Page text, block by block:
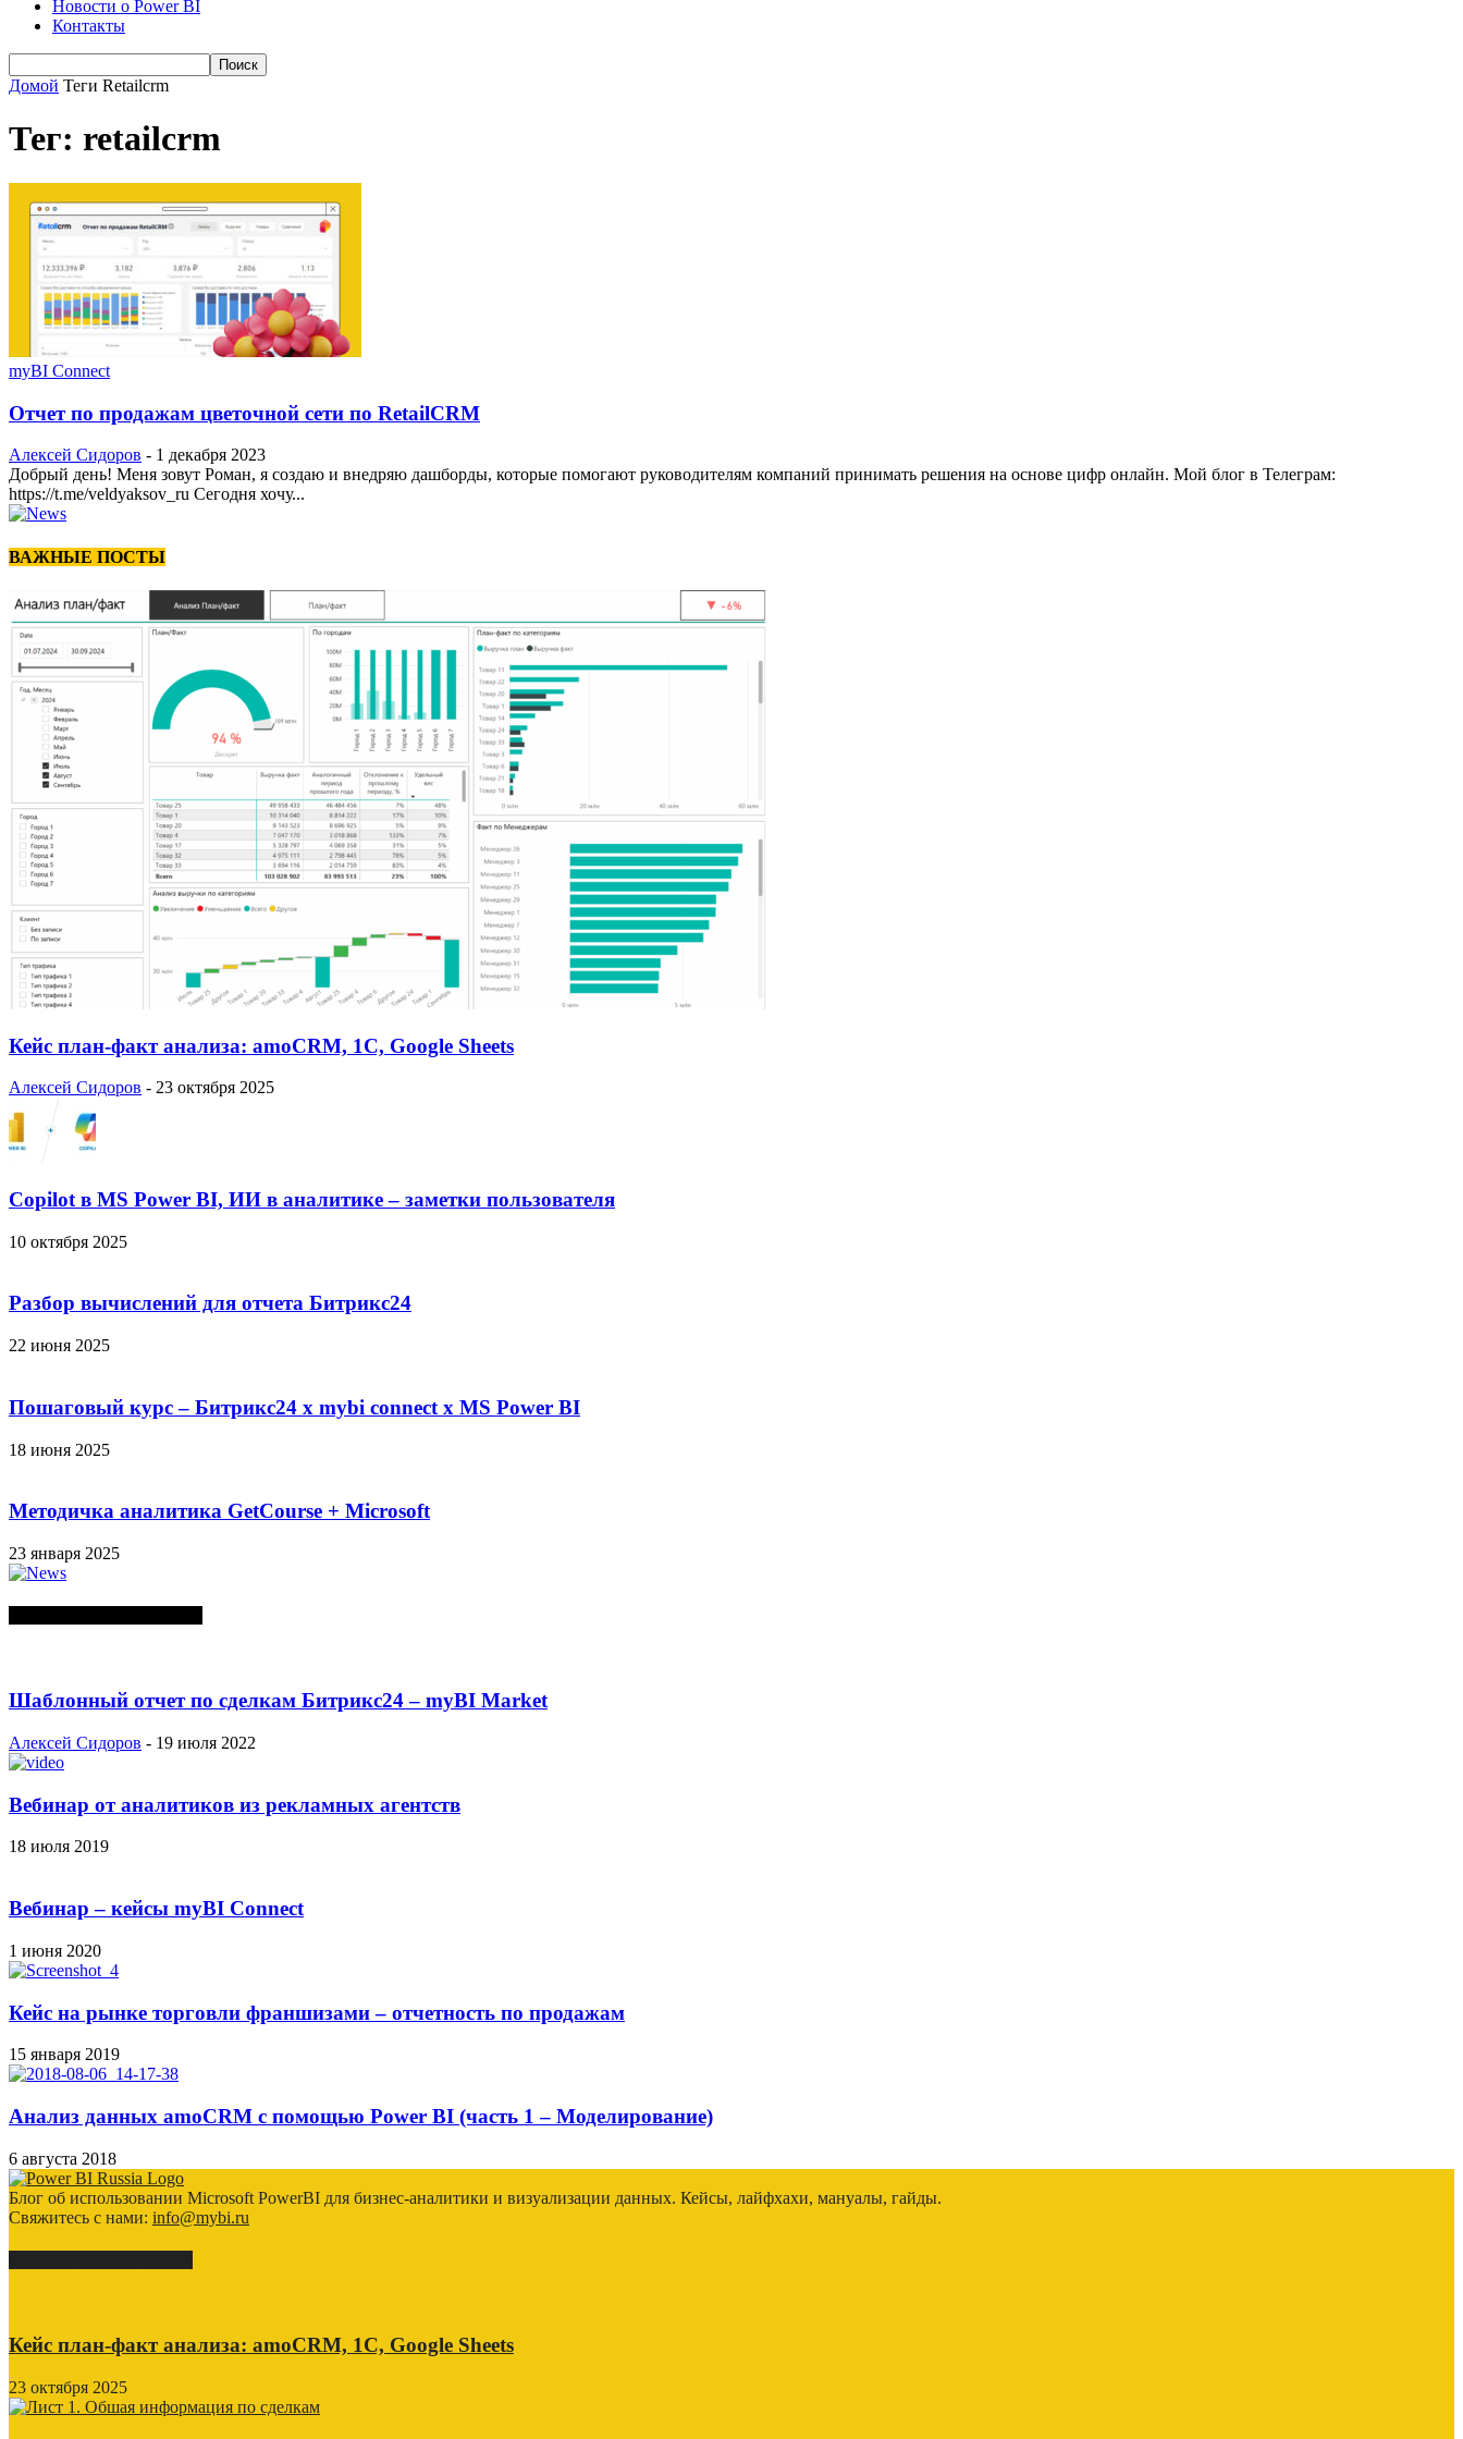
Новости о Power BI
Контакты
Домой Теги Retailcrm
Тег: retailcrm
myBI Connect
Отчет по продажам цветочной сети по RetailCRM
Алексей Сидоров - 1 декабря 2023
Добрый день! Меня зовут Роман, я создаю и внедряю дашборды, которые помогают руководителям компаний принимать решения на основе цифр онлайн. Мой блог в Телеграм:
https://t.me/veldyaksov_ru Сегодня хочу...
ВАЖНЫЕ ПОСТЫ
Кейс план-факт анализа: amoCRM, 1C, Google Sheets
Алексей Сидоров - 23 октября 2025
Copilot в MS Power BI, ИИ в аналитике – заметки пользователя
10 октября 2025
Разбор вычислений для отчета Битрикс24
22 июня 2025
Пошаговый курс – Битрикс24 х mybi connect х MS Power BI
18 июня 2025
Методичка аналитика GetCourse + Microsoft
23 января 2025
Шаблонный отчет по сделкам Битрикс24 – myBI Market
Алексей Сидоров - 19 июля 2022
Вебинар от аналитиков из рекламных агентств
18 июля 2019
Вебинар – кейсы myBI Connect
1 июня 2020
Кейс на рынке торговли франшизами – отчетность по продажам
15 января 2019
Анализ данных amoCRM с помощью Power BI (часть 1 – Моделирование)
6 августа 2018
Блог об использовании Microsoft PowerBI для бизнес-аналитики и визуализации данных. Кейсы, лайфхахи, мануалы, гайды.
Свяжитесь с нами: info@mybi.ru
Кейс план-факт анализа: amoCRM, 1C, Google Sheets
23 октября 2025